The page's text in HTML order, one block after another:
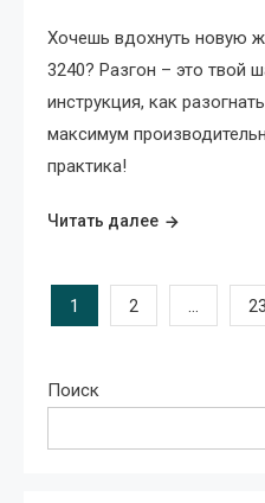
Хочешь вдохнуть новую
3240? Разгон – это твой
инструкция, как
максимум
практика!
Читать далее
Пагинация
1 2 23
Поиск